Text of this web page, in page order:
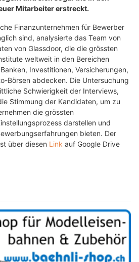
Mitarbeiter erstreckt.
Finanzunternehmen für Bewerber
sind, analysierte das Team von
von Glassdoor, die die grössten
weltweit in den Bereichen
Investitionen, Versicherungen,
Börsen abdecken. Die Untersuchung
Schwierigkeit der Interviews,
Stimmung der Kandidaten, um zu
die grössten
darstellen und
bieten. Der
über diesen Link auf Google Drive